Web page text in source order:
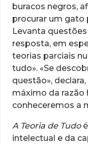
buracos negros,
procurar um gato
Levanta
resposta, em
teorias parciais
tudo». «Se
questão»,
máximo da razão
conheceremos a
A Teoria de Tudoé
intelectual e da